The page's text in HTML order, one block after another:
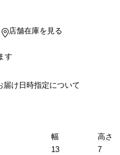
店舗在庫を見る
す
届け日時指定について
幅
高さ
13
7